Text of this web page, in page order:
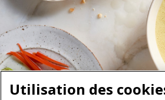
Utilisation des